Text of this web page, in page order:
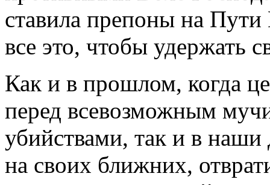
ставила препоны на
все это, чтобы удержать
Как и в прошлом, когда
перед всевозможным
убийствами, так и в наши
на своих ближних,